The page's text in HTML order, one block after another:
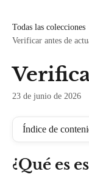
Todas las colecciones
Verificar antes de
23 de junio de 2026
Índice de
¿Qué es